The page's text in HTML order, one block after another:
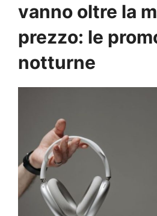
vanno oltre la
prezzo: le
notturne